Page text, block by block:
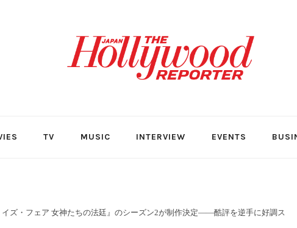
TV MUSIC INTERVIEW EVENTS
ズ・フェア 女神たちの法廷』のシーズン2が制作決定――酷評を逆手に好調ス